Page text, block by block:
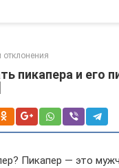
отклонения
пикапера и его
Пикапер — это